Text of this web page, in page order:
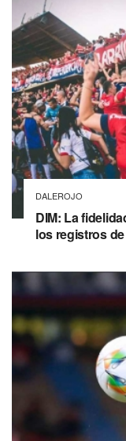
DALEROJO
DIM: La
los registros